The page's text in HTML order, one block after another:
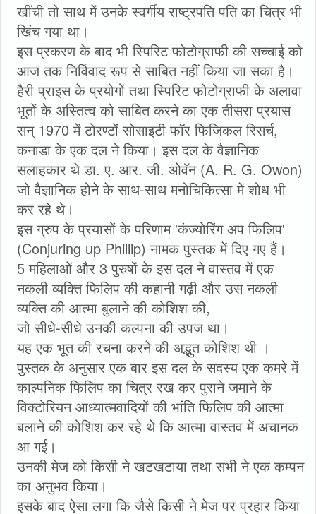
खींची तो साथ में उनके स्वर्गीय राष्ट्रपति पति का चित्र भी
खिंच गया था।
इस प्रकरण के बाद भी स्पिरिट फोटोग्राफी की सच्चाई को
आज तक निर्विवाद रूप से साबित नहीं किया जा सका है।
हैरी प्राइस के प्रयोगों तथा स्पिरिट फोटोग्राफी के अलावा
भूतों के अस्तित्व को साबित करने का एक तीसरा प्रयास
सन् 1970 में टोरण्टों सोसाइटी फॉर फिजिकल रिसर्च,
कनाडा के एक दल ने किया। इस दल के वैज्ञानिक
सलाहकार थे डा. ए. आर. जी. ओवॅन (A. R. G. Owon)
जो वैज्ञानिक होने के साथ-साथ मनोचिकित्सा में शोध भी
कर रहे थे।
इस ग्रुप के प्रयासों के परिणाम 'कंज्योरिंग अप फिलिप'
(Conjuring up Phillip) नामक पुस्तक में दिए गए हैं।
5 महिलाओं और 3 पुरुषों के इस दल ने वास्तव में एक
नकली व्यक्ति फिलिप की कहानी गढ़ी और उस नकली
व्यक्ति की आत्मा बुलाने की कोशिश की,
जो सीधे-सीधे उनकी कल्पना की उपज था।
यह एक भूत की रचना करने की अद्भुत कोशिश थी ।
पुस्तक के अनुसार एक बार इस दल के सदस्य एक कमरे में
काल्पनिक फिलिप का चित्र रख कर पुराने जमाने के
विक्टोरियन आध्यात्मवादियों की भांति फिलिप की आत्मा
बलाने की कोशिश कर रहे थे कि आत्मा वास्तव में अचानक
आ गई।
उनकी मेज को किसी ने खटखटाया तथा सभी ने एक कम्पन
का अनुभव किया।
इसके बाद ऐसा लगा कि जैसे किसी ने मेज पर प्रहार किया